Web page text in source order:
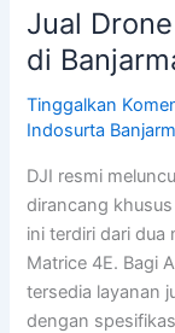
Jual
di
Tinggalkan
Indosurta
DJI resmi
dirancang
ini terdiri dari dua
Matrice 4E. Bagi
tersedia layanan
dengan